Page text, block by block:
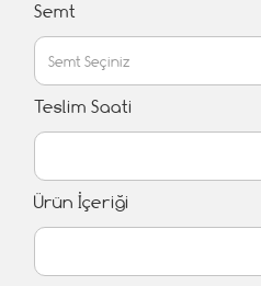
Semt
Teslim Saati
Ürün İçeriği